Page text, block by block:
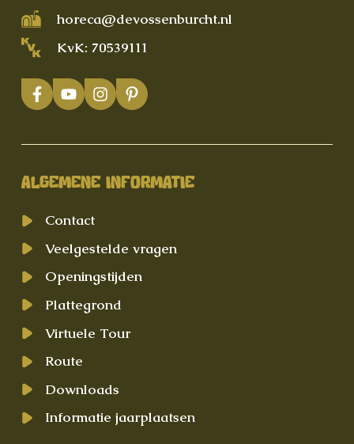
horeca@devossenburcht.nl
KvK: 70539111
ALGEMENE INFORMATIE
Contact
Veelgestelde vragen
Openingstijden
Plattegrond
Virtuele Tour
Route
Downloads
Informatie jaarplaatsen